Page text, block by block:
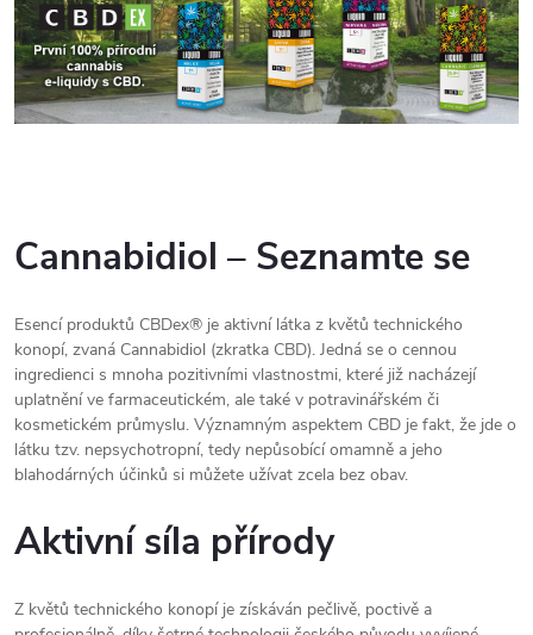
Cannabidiol – Seznamte se
Esencí produktů CBDex® je aktivní látka z květů technického
konopí, zvaná Cannabidiol (zkratka CBD). Jedná se o cennou
ingredienci s mnoha pozitivními vlastnostmi, které již nacházejí
uplatnění ve farmaceutickém, ale také v potravinářském či
kosmetickém průmyslu. Významným aspektem CBD je fakt, že jde o
látku tzv. nepsychotropní, tedy nepůsobící omamně a jeho
blahodárných účinků si můžete užívat zcela bez obav.
Aktivní síla přírody
Z květů technického konopí je získáván pečlivě, poctivě a